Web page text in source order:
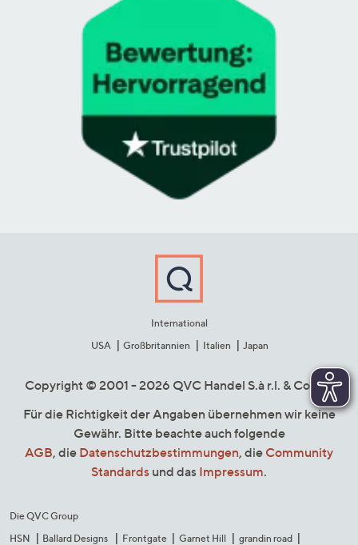
International
USA
Großbritannien Italien Japan
Copyright © 2001 - 2026 QVC Handel S.à r.l. & Co. KG
Für die Richtigkeit der Angaben übernehmen wir keine
Gewähr. Bitte beachte auch folgende
AGB, die Datenschutzbestimmungen, die Community
Standards und das Impressum.
Die QVC Group
HSN
Ballard Designs Frontgate Garnet Hill
grandin road